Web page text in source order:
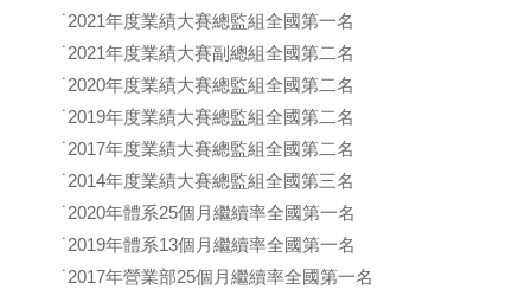
˙2021年度業績大賽總監組全國第一名
˙2021年度業績大賽副總組全國第二名
˙2020年度業績大賽總監組全國第二名
˙2019年度業績大賽總監組全國第二名
˙2017年度業績大賽總監組全國第二名
˙2014年度業績大賽總監組全國第三名
˙2020年體系25個月繼續率全國第一名
˙2019年體系13個月繼續率全國第一名
˙2017年營業部25個月繼續率全國第一名